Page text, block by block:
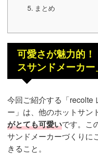
まとめ
可愛さが魅力的
スサンドメーカー
今回ご紹介する「recolte
ー」は、他のホットサン
がとても可愛いです。こ
サンドメーカーづくりに
きること。